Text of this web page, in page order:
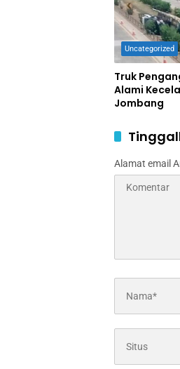
Uncategorized
Truk
Alami
Jombang
Alamat email